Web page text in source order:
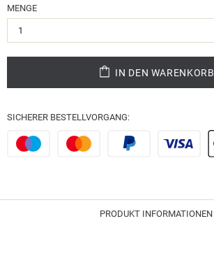
MENGE
IN DEN WARENKORB
SICHERER BESTELLVORGANG:
PRODUKT INFORMATIONEN